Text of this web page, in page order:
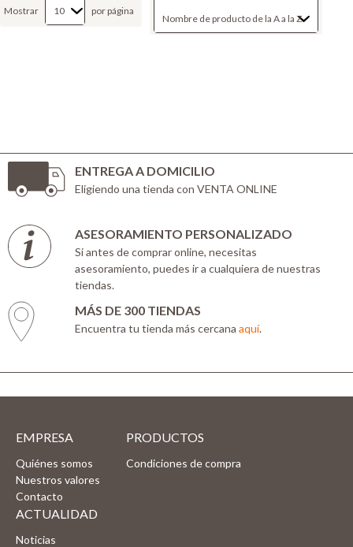
Mostrar por página
ENTREGA A DOMICILIO
Eligiendo una tienda con VENTA ONLINE
ASESORAMIENTO PERSONALIZADO
Si antes de comprar online, necesitas
asesoramiento, puedes ir a cualquiera de nuestras
tiendas.
MÁS DE 300 TIENDAS
Encuentra tu tienda más cercana aquí.
EMPRESA
Quiénes somos
Nuestros valores
Contacto
PRODUCTOS
Condiciones de compra
ACTUALIDAD
Noticias